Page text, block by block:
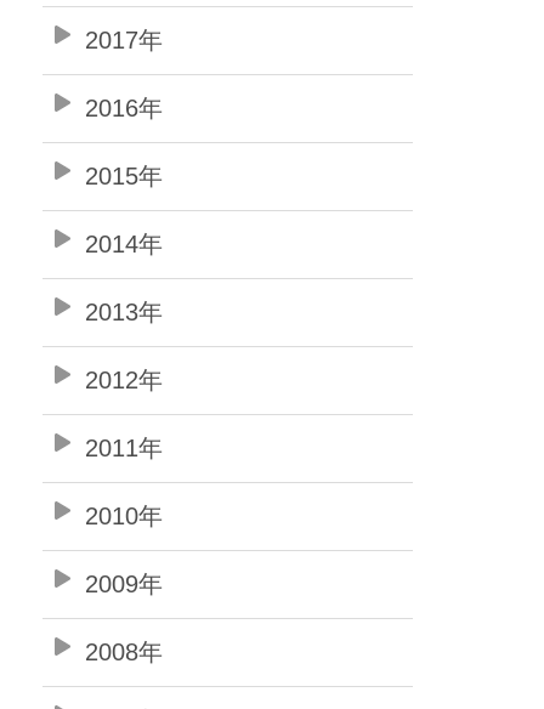
2017年
2016年
2015年
2014年
2013年
2012年
2011年
2010年
2009年
2008年